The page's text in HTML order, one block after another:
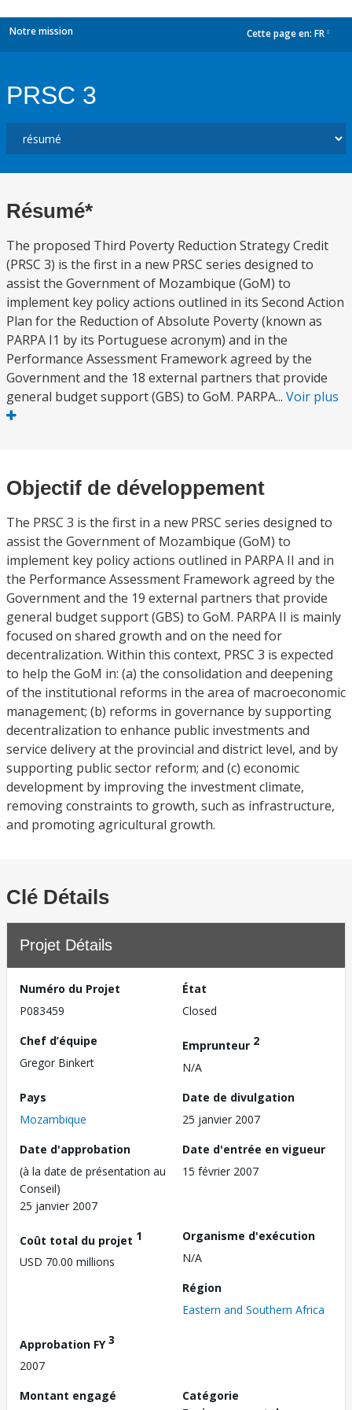
Notre mission Cette page en: FR
PRSC 3
Résumé*
The proposed Third Poverty Reduction Strategy Credit
(PRSC 3) is the first in a new PRSC series designed to
assist the Government of Mozambique (GoM) to
implement key policy actions outlined in its Second Action
Plan for the Reduction of Absolute Poverty (known as
PARPA I1 by its Portuguese acronym) and in the
Performance Assessment Framework agreed by the
Government and the 18 external partners that provide
general budget support (GBS) to GoM. PARPA... Voir plus
Objectif de développement
The PRSC 3 is the first in a new PRSC series designed to
assist the Government of Mozambique (GoM) to
implement key policy actions outlined in PARPA II and in
the Performance Assessment Framework agreed by the
Government and the 19 external partners that provide
general budget support (GBS) to GoM. PARPA II is mainly
focused on shared growth and on the need for
decentralization. Within this context, PRSC 3 is expected
to help the GoM in: (a) the consolidation and deepening
of the institutional reforms in the area of macroeconomic
management; (b) reforms in governance by supporting
decentralization to enhance public investments and
service delivery at the provincial and district level, and by
supporting public sector reform; and (c) economic
development by improving the investment climate,
removing constraints to growth, such as infrastructure,
and promoting agricultural growth.
Clé Détails
Projet Détails
Numéro du Projet
P083459
État
Closed
Chef d’équipe
Gregor Binkert
Emprunteur 2
N/A
Pays
Mozambique
Date de divulgation
25 janvier 2007
Date d'approbation
(à la date de présentation au
Conseil)
25 janvier 2007
Date d'entrée en vigueur
15 février 2007
Coût total du projet 1
USD 70.00 millions
Organisme d'exécution
N/A
Région
Eastern and Southern Africa
Approbation FY3
2007
Montant engagé
Catégorie